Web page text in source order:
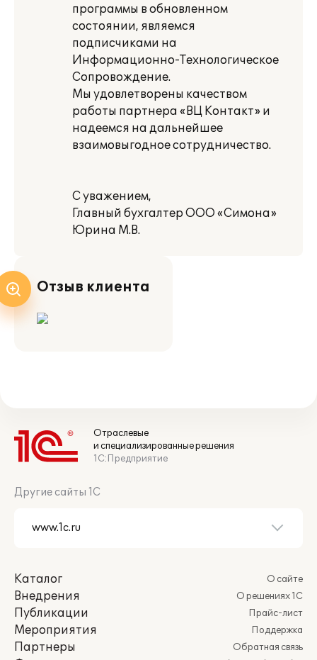
программы в обновленном
состоянии, являемся
подписчиками на
Информационно-Технологическое
Сопровождение.
Мы удовлетворены качеством
работы партнера «ВЦ Контакт» и
надеемся на дальнейшее
взаимовыгодное сотрудничество.
С уважением,
Главный бухгалтер ООО «Симона»
Юрина М.В.
Отзыв клиента
Отраслевые
и специализированные решения
1С:Предприятие
Другие сайты 1С
Каталог
Внедрения
Публикации
Мероприятия
Партнеры
О сайте
О решениях 1С
Прайс-лист
Поддержка
Обратная связь